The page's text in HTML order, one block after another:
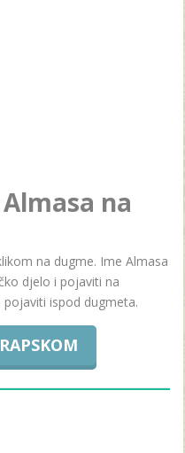
na
na dugme. Ime Almasa
djelo i pojaviti na
ispod dugmeta.